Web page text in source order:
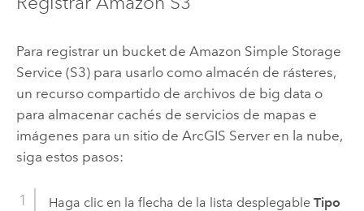
Para registrar un bucket de Amazon Simple Storage
Service (S3)para usarlo como almacén de rásteres,
un recurso compartido de archivos de big data o
para almacenar cachés de servicios de mapas e
imágenes para un sitio de ArcGIS Serveren la nube,
siga estos pasos:
Haga clic en la flecha de la lista desplegable Tipo